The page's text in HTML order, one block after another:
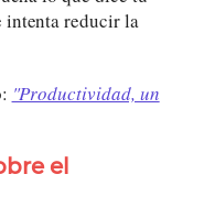
intenta reducir la
"Productividad, un
el